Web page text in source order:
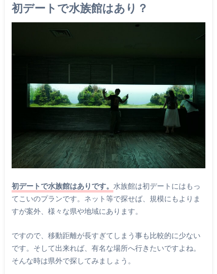
初デートで水族館はあり？
初デートで水族館はありです。 水族館は初デートにはもっ
てこいのプランです。ネット等で探せば、規模にもよりま
すが案外、様々な県や地域にあります。
ですので、移動距離が長すぎてしまう事も比較的に少ない
です。そして出来れば、有名な場所へ行きたいですよね。
そんな時は県外で探してみましょう。